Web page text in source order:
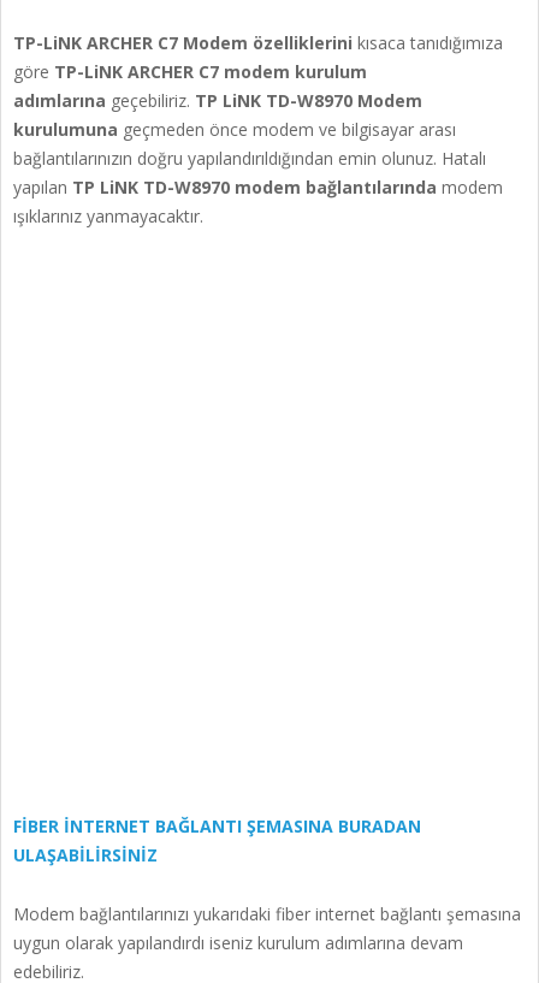
TP-LiNK ARCHER C7 Modem özelliklerini kısaca tanıdığımıza
göre TP-LiNK ARCHER C7 modem kurulum
adımlarına geçebiliriz. TP LiNK TD-W8970 Modem
kurulumuna geçmeden önce modem ve bilgisayar arası
bağlantılarınızın doğru yapılandırıldığından emin olunuz. Hatalı
yapılan TP LiNK TD-W8970 modem bağlantılarında modem
ışıklarınız yanmayacaktır.
FİBER İNTERNET BAĞLANTI ŞEMASINA BURADAN
ULAŞABİLİRSİNİZ
Modem bağlantılarınızı yukarıdaki fiber internet bağlantı şemasına
uygun olarak yapılandırdı iseniz kurulum adımlarına devam
edebiliriz.